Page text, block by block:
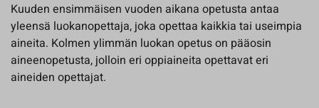
Kuuden ensimmäisen vuoden aikana opetusta antaa
yleensä luokanopettaja, joka opettaa kaikkia tai useimpia
aineita. Kolmen ylimmän luokan opetus on pääosin
aineenopetusta, jolloin eri oppiaineita opettavat eri
aineiden opettajat.